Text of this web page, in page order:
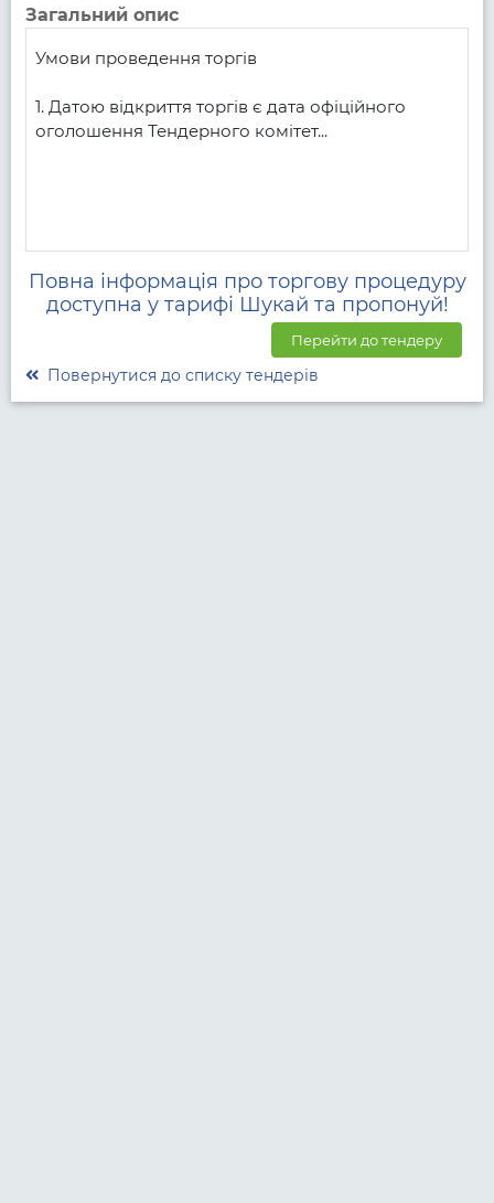
Загальний опис
Умови проведення торгів
1. Датою відкриття торгів є дата офіційного
оголошення Тендерного комітет...
Повна інформація про торгову процедуру
доступна у тарифі Шукай та пропонуй!
Перейти до тендеру
Повернутися до списку тендерів